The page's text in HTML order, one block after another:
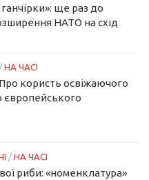
ще раз до
НАТО на схід
/ НА ЧАСІ
користь освіжаючого
/ НА ЧАСІ
риби: «номенклатура»